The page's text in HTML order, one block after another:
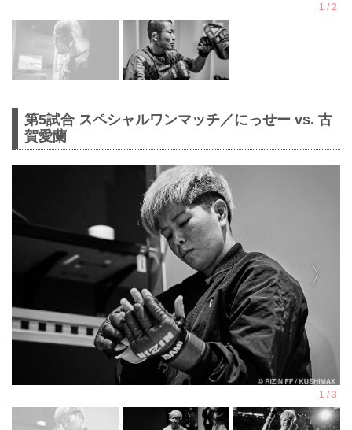
第5試合 スペシャルワンマッチ／にっせー vs. 古
賀愛蘭